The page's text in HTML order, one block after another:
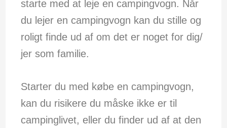
starte med at leje en campingvogn. Når
du lejer en campingvogn kan du stille og
roligt finde ud af om det er noget for dig/
jer som familie.
Starter du med købe en campingvogn,
kan du risikere du måske ikke er til
campinglivet, eller du finder ud af at den